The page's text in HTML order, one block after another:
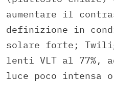
aumentare il
definizione in
solare forte;
lenti VLT al 77%,
luce poco intensa